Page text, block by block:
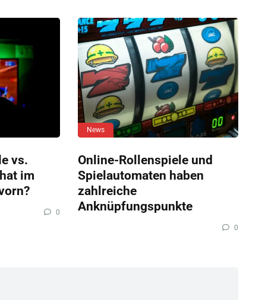
vs.
im
0
News
Online-Rollenspiele und
Spielautomaten haben
zahlreiche
Anknüpfungspunkte
0